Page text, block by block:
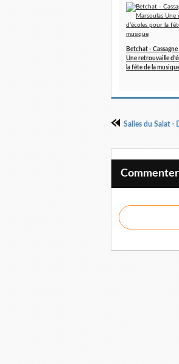
Betchat -
Une retrouvaille
la fête de la
Salies du Salat -